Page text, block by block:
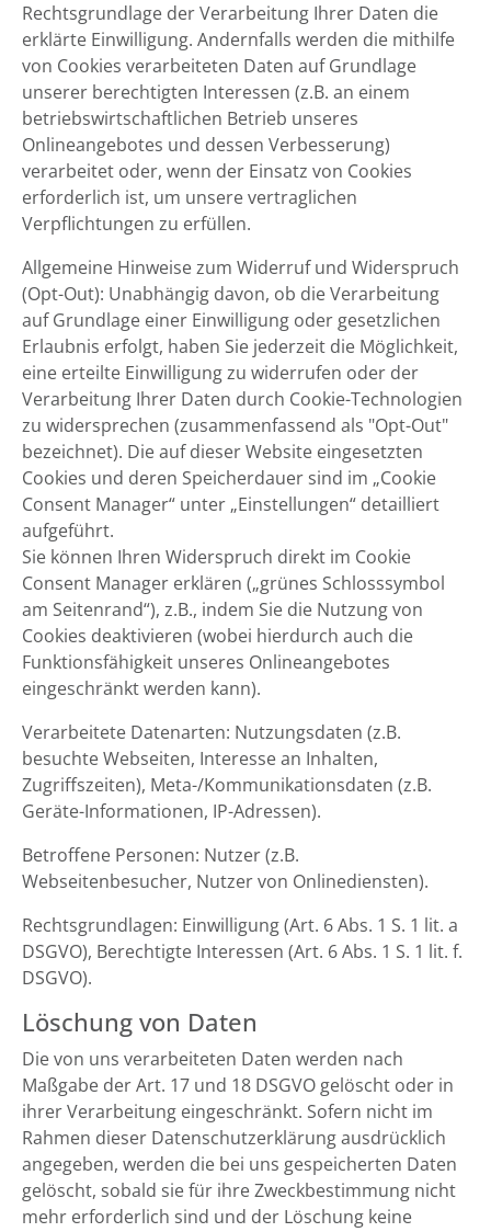
Rechtsgrundlage der Verarbeitung Ihrer Daten die
erklärte Einwilligung. Andernfalls werden die mithilfe
von Cookies verarbeiteten Daten auf Grundlage
unserer berechtigten Interessen (z.B. an einem
betriebswirtschaftlichen Betrieb unseres
Onlineangebotes und dessen Verbesserung)
verarbeitet oder, wenn der Einsatz von Cookies
erforderlich ist, um unsere vertraglichen
Verpflichtungen zu erfüllen.
Allgemeine Hinweise zum Widerruf und Widerspruch
(Opt-Out): Unabhängig davon, ob die Verarbeitung
auf Grundlage einer Einwilligung oder gesetzlichen
Erlaubnis erfolgt, haben Sie jederzeit die Möglichkeit,
eine erteilte Einwilligung zu widerrufen oder der
Verarbeitung Ihrer Daten durch Cookie-Technologien
zu widersprechen (zusammenfassend als "Opt-Out"
bezeichnet). Die auf dieser Website eingesetzten
Cookies und deren Speicherdauer sind im „Cookie
Consent Manager“ unter „Einstellungen“ detailliert
aufgeführt.
Sie können Ihren Widerspruch direkt im Cookie
Consent Manager erklären („grünes Schlosssymbol
am Seitenrand“), z.B., indem Sie die Nutzung von
Cookies deaktivieren (wobei hierdurch auch die
Funktionsfähigkeit unseres Onlineangebotes
eingeschränkt werden kann).
Verarbeitete Datenarten: Nutzungsdaten (z.B.
besuchte Webseiten, Interesse an Inhalten,
Zugriffszeiten), Meta-/Kommunikationsdaten (z.B.
Geräte-Informationen, IP-Adressen).
Betroffene Personen: Nutzer (z.B.
Webseitenbesucher, Nutzer von Onlinediensten).
Rechtsgrundlagen: Einwilligung (Art. 6 Abs. 1 S. 1 lit. a
DSGVO), Berechtigte Interessen (Art. 6 Abs. 1 S. 1 lit. f.
DSGVO).
Löschung von Daten
Die von uns verarbeiteten Daten werden nach
Maßgabe der Art. 17 und 18 DSGVO gelöscht oder in
ihrer Verarbeitung eingeschränkt. Sofern nicht im
Rahmen dieser Datenschutzerklärung ausdrücklich
angegeben, werden die bei uns gespeicherten Daten
gelöscht, sobald sie für ihre Zweckbestimmung nicht
mehr erforderlich sind und der Löschung keine